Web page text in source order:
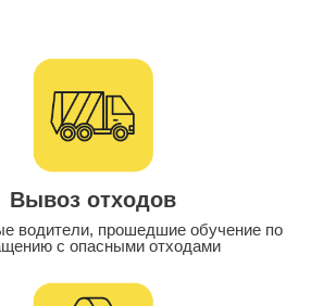
Вывоз отходов
водители, прошедшие обучение по
с опасными отходами